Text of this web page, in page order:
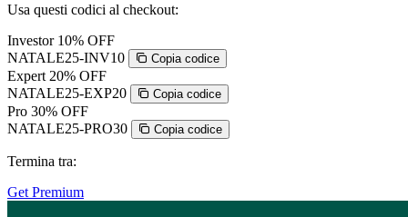
Usa questi codici al checkout:
Investor 10% OFF
NATALE25-INV10
Copia codice
Expert 20% OFF
NATALE25-EXP20
Copia codice
Pro 30% OFF
NATALE25-PRO30
Copia codice
Termina tra:
Get Premium